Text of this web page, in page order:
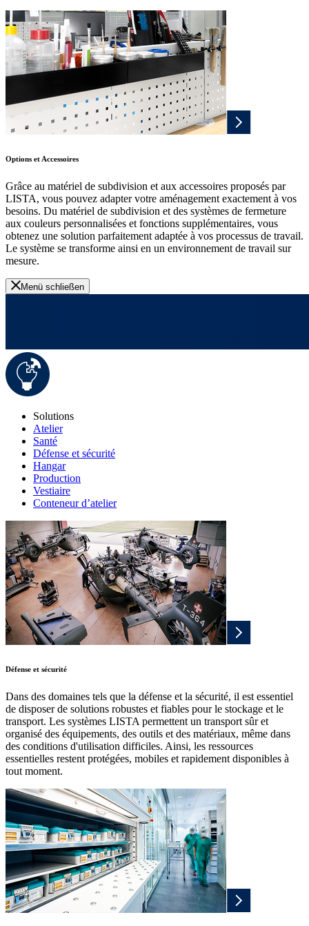
Options et Accessoires
Grâce au matériel de subdivision et aux accessoires proposés par
LISTA, vous pouvez adapter votre aménagement exactement à vos
besoins. Du matériel de subdivision et des systèmes de fermeture
aux couleurs personnalisées et fonctions supplémentaires, vous
obtenez une solution parfaitement adaptée à vos processus de travail.
Le système se transforme ainsi en un environnement de travail sur
mesure.
Menü schließen
Solutions
Atelier
Santé
Défense et sécurité
Hangar
Production
Vestiaire
Conteneur d’atelier
Défense et sécurité
Dans des domaines tels que la défense et la sécurité, il est essentiel
de disposer de solutions robustes et fiables pour le stockage et le
transport. Les systèmes LISTA permettent un transport sûr et
organisé des équipements, des outils et des matériaux, même dans
des conditions d'utilisation difficiles. Ainsi, les ressources
essentielles restent protégées, mobiles et rapidement disponibles à
tout moment.